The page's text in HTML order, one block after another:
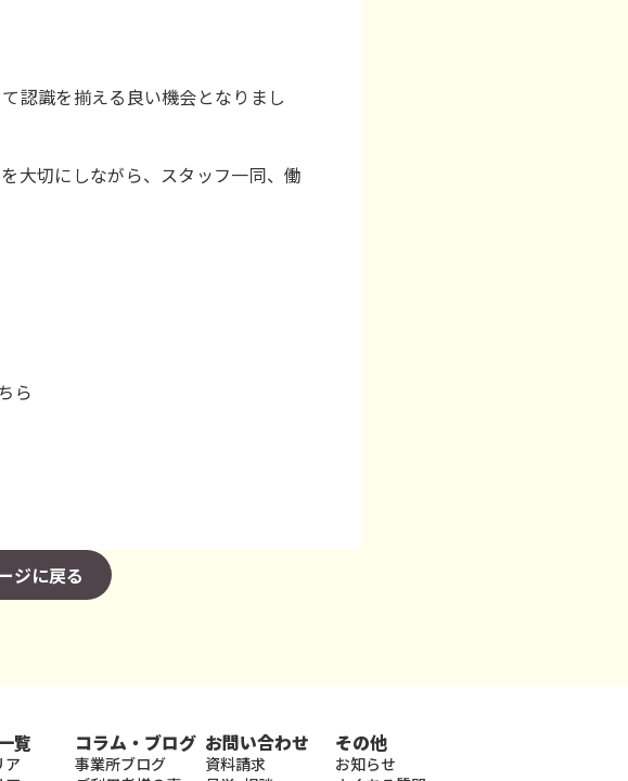
認識を揃える良い機会となりまし
大切にしながら、スタッフ一同、働
ら
ジに戻る
覧
ア
コラム・ブログ
事業所ブログ
お問い合わせ
資料請求
その他
お知らせ